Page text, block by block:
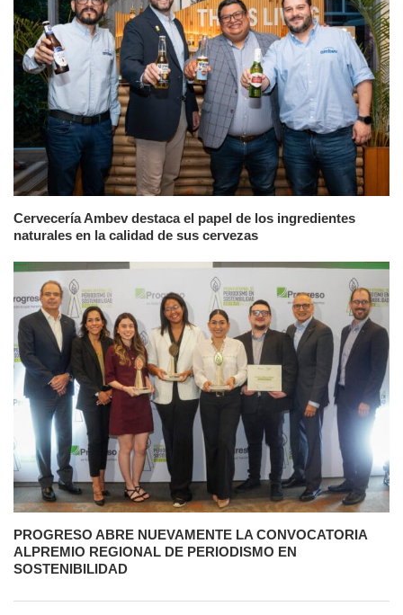
Cervecería Ambev destaca el papel de los ingredientes
naturales en la calidad de sus cervezas
PROGRESO ABRE NUEVAMENTE LA CONVOCATORIA
ALPREMIO REGIONAL DE PERIODISMO EN
SOSTENIBILIDAD